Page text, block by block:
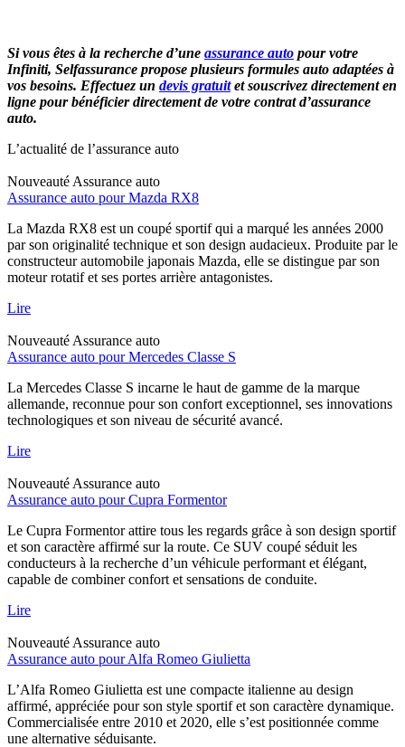
Si vous êtes à la recherche d’une assurance auto pour votre
Infiniti, Selfassurance propose plusieurs formules auto adaptées à
vos besoins. Effectuez un devis gratuit et souscrivez directement en
ligne pour bénéficier directement de votre contrat d’assurance
auto.
L’actualité de l’assurance auto
Nouveauté Assurance auto
Assurance auto pour Mazda RX8
La Mazda RX8 est un coupé sportif qui a marqué les années 2000
par son originalité technique et son design audacieux. Produite par le
constructeur automobile japonais Mazda, elle se distingue par son
moteur rotatif et ses portes arrière antagonistes.
Lire
Nouveauté Assurance auto
Assurance auto pour Mercedes Classe S
La Mercedes Classe S incarne le haut de gamme de la marque
allemande, reconnue pour son confort exceptionnel, ses innovations
technologiques et son niveau de sécurité avancé.
Lire
Nouveauté Assurance auto
Assurance auto pour Cupra Formentor
Le Cupra Formentor attire tous les regards grâce à son design sportif
et son caractère affirmé sur la route. Ce SUV coupé séduit les
conducteurs à la recherche d’un véhicule performant et élégant,
capable de combiner confort et sensations de conduite.
Lire
Nouveauté Assurance auto
Assurance auto pour Alfa Romeo Giulietta
L’Alfa Romeo Giulietta est une compacte italienne au design
affirmé, appréciée pour son style sportif et son caractère dynamique.
Commercialisée entre 2010 et 2020, elle s’est positionnée comme
une alternative séduisante.